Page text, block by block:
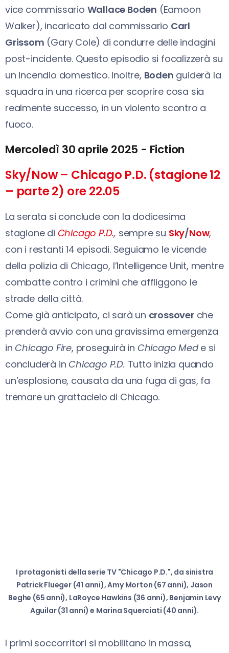
vice commissario Wallace Boden (Eamoon
Walker), incaricato dal commissario Carl
Grissom (Gary Cole) di condurre delle indagini
post-incidente. Questo episodio si focalizzerà su
un incendio domestico. Inoltre, Boden guiderà la
squadra in una ricerca per scoprire cosa sia
realmente successo, in un violento scontro a
fuoco.
Mercoledì 30 aprile 2025 - Fiction
Sky/Now – Chicago P.D. (stagione 12
– parte 2) ore 22.05
La serata si conclude con la dodicesima
stagione di Chicago P.D., sempre su Sky/Now,
con i restanti 14 episodi. Seguiamo le vicende
della polizia di Chicago, l’Intelligence Unit, mentre
combatte contro i crimini che affliggono le
strade della città.
Come già anticipato, ci sarà un crossoverche
prenderà avvio con una gravissima emergenza
in Chicago Fire, proseguirà in Chicago Mede si
concluderà in Chicago P.D. Tutto inizia quando
un’esplosione, causata da una fuga di gas, fa
tremare un grattacielo di Chicago.
I protagonisti della serie TV "Chicago P.D.", da sinistra
Patrick Flueger (41 anni), Amy Morton (67 anni), Jason
Beghe (65 anni), LaRoyce Hawkins (36 anni), Benjamin Levy
Aguilar (31 anni) e Marina Squerciati (40 anni).
I primi soccorritori si mobilitano in massa,